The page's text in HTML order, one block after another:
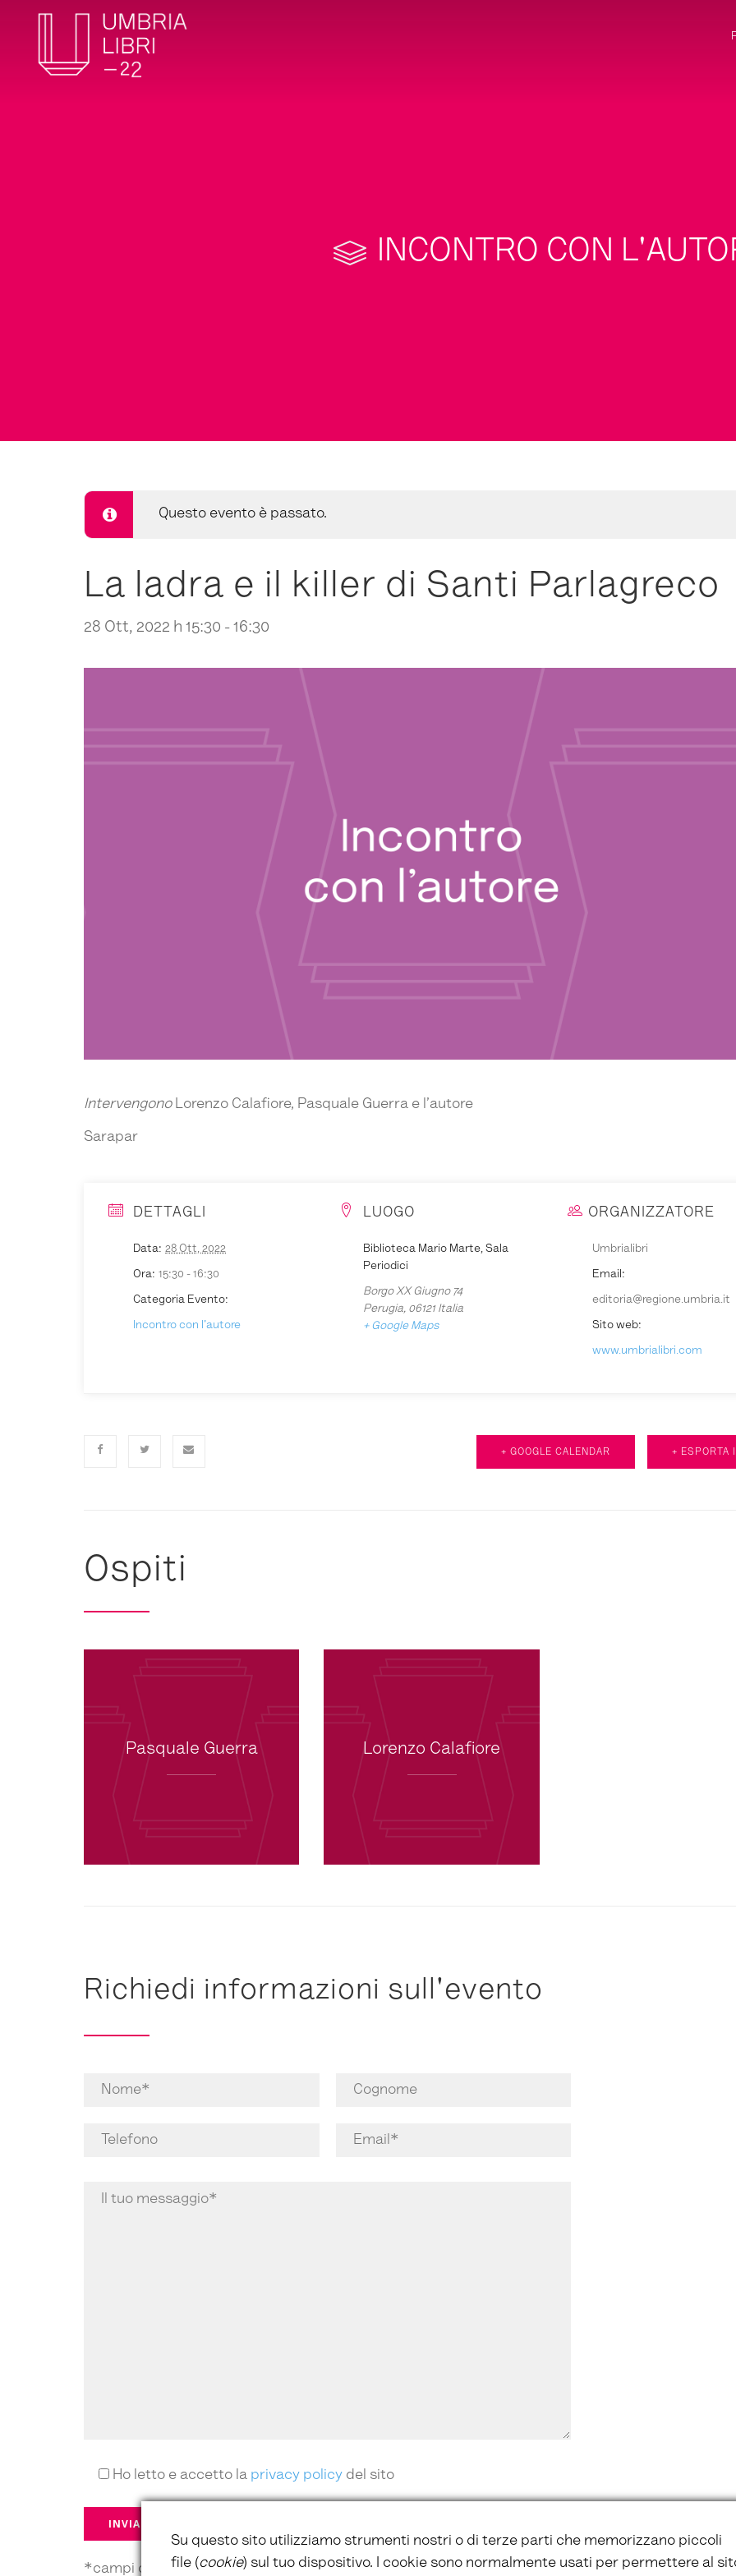
INCONTRO CON
Questo evento è passato.
La ladra e il killer di Santi Parlagreco
28 Ott, 2022 h 15:30 - 16:30
IntervengonoLorenzo Calafiore, Pasquale Guerra e l’autore
Sarapar
DETTAGLI
Data: 28 Ott, 2022
Ora: 15:30 - 16:30
Categoria Evento:
Incontro con l'autore
LUOGO
Biblioteca Mario Marte, Sala
Periodici
Borgo XX Giugno 74
Perugia, 06121 Italia
+ Google Maps
ORGANIZZATORE
Umbrialibri
Email:
editoria@regione.umbria.it
Sito web:
www.umbrialibri.com
+ GOOGLE CALENDAR + ESPORTA
Ospiti
Pasquale Guerra Lorenzo Calafiore
Richiedi informazioni sull'evento
Ho letto e accetto la privacy policy del sito
*campi obbligatori
Su questo sito utilizziamo strumenti nostri o di terze parti che memorizzano piccoli
file (cookie) sul tuo dispositivo. I cookie sono normalmente usati per permettere al